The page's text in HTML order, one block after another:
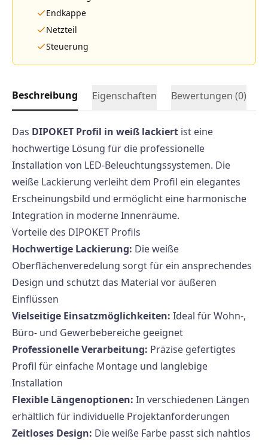
Endkappe
Netzteil
Steuerung
Beschreibung Eigenschaften Bewertungen (0)
Das DIPOKET Profil in weiß lackiert ist eine
hochwertige Lösung für die professionelle
Installation von LED-Beleuchtungssystemen. Die
weiße Lackierung verleiht dem Profil ein elegantes
Erscheinungsbild und ermöglicht eine harmonische
Integration in moderne Innenräume.
Vorteile des DIPOKET Profils
Hochwertige Lackierung: Die weiße
Oberflächenveredelung sorgt für ein ansprechendes
Design und schützt das Material vor äußeren
Einflüssen
Vielseitige Einsatzmöglichkeiten: Ideal für Wohn-,
Büro- und Gewerbebereiche geeignet
Professionelle Verarbeitung: Präzise gefertigtes
Profil für einfache Montage und langlebige
Installation
Flexible Längenoptionen: In verschiedenen Längen
erhältlich für individuelle Projektanforderungen
Zeitloses Design: Die weiße Farbe passt sich nahtlos